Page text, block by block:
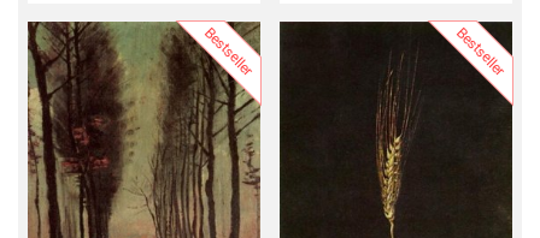
Bestseller Bestseller